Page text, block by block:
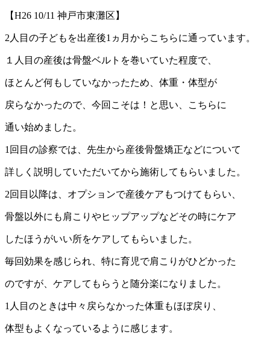
【H26 10/11 神戸市東灘区】
2人目の子どもを出産後1ヵ月からこちらに通っています。
１人目の産後は骨盤ベルトを巻いていた程度で、
ほとんど何もしていなかったため、体重・体型が
戻らなかったので、今回こそは！と思い、こちらに
通い始めました。
1回目の診察では、先生から産後骨盤矯正などについて
詳しく説明していただいてから施術してもらいました。
2回目以降は、オプションで産後ケアもつけてもらい、
骨盤以外にも肩こりやヒップアップなどその時にケア
したほうがいい所をケアしてもらいました。
毎回効果を感じられ、特に育児で肩こりがひどかった
のですが、ケアしてもらうと随分楽になりました。
1人目のときは中々戻らなかった体重もほぼ戻り、
体型もよくなっているように感じます。